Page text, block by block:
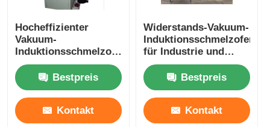
CCM-Gießmaschine
Hocheffizienter
Vakuum-
Induktionsschmelzofen
zum Schmelzen von
Kupfer/Aluminium
Bestpreis
Kontakt
Widerstands-Vakuum-
Induktionsschmelzofen
für Industrie und
Labor,
kundenspezifisch
Bestpreis
Kontakt